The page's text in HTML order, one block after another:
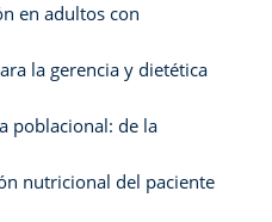
en adultos con
la gerencia y dietética
poblacional: de la
nutricional del paciente